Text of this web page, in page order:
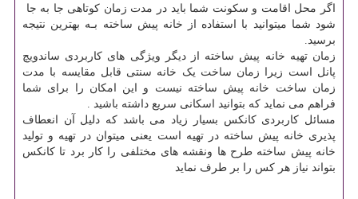
اگر محل اقامت و سکونت شما باید در مدت زمان کوتاهی جا به جا
شود شما میتوانید با استفاده از خانه پیش ساخته بـه بهترین نتیجه
برسید.
زمان تهیه خانه پیش ساخته از دیگر ویژگی های کاربردی ساندویچ
پانل است زیرا زمان ساخت یک خانه سنتی قابل مقایسه با مدت
زمان ساخت خانه پیش ساخته نیست و این امکان را برای شما
فراهم می نماید که بتوانید اسکانی سریع داشته باشید .
مسائل کاربردی کانکس بسیار زیاد می باشد که دلیل آن انعطاف
پذیری خانه پیش ساخته در تهیه است یعنی میتوان در تهیه و تولید
خانه پیش ساخته طرح ها ونقشه های مختلفی را کار برد تا کانکس
بتواند نیاز هر کس را بر طرف نماید